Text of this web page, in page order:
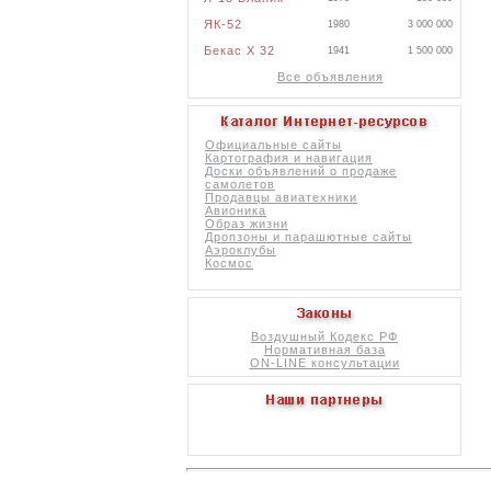
ЯК-52 1980 3 000 000
Бекас X 32 1941 1 500 000
Все объявления
Официальные сайты
Картография и навигация
Доски объявлений о продаже
самолетов
Продавцы авиатехники
Авионика
Образ жизни
Дропзоны и парашютные сайты
Аэроклубы
Космос
Воздушный Кодекс РФ
Нормативная база
ON-LINE консультации